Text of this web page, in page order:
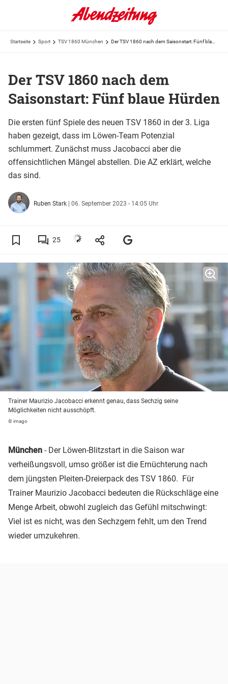
Startseite Sport TSV 1860 München
Der TSV 1860 nach dem
Saisonstart: Fünf blaue Hürden
Die ersten fünf Spiele des neuen TSV 1860 in der 3. Liga
haben gezeigt, dass im Löwen-Team Potenzial
schlummert. Zunächst muss Jacobacci aber die
offensichtlichen Mängel abstellen. Die AZ erklärt, welche
das sind.
Ruben Stark | 06. September 2023 - 14:05 Uhr
25
Trainer Maurizio Jacobacci erkennt genau, dass Sechzig seine
Möglichkeiten nicht ausschöpft.
© imago
München - Der Löwen-Blitzstart in die Saison war
verheißungsvoll, umso größer ist die Ernüchterung nach
dem jüngsten Pleiten-Dreierpack des TSV 1860. Für
Trainer Maurizio Jacobacci bedeuten die Rückschläge eine
Menge Arbeit, obwohl zugleich das Gefühl mitschwingt:
Viel ist es nicht, was den Sechzgern fehlt, um den Trend
wieder umzukehren.